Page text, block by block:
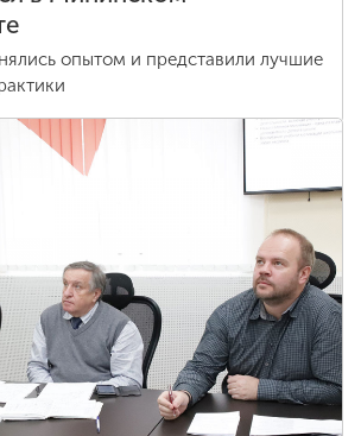
опытом и представили лучшие